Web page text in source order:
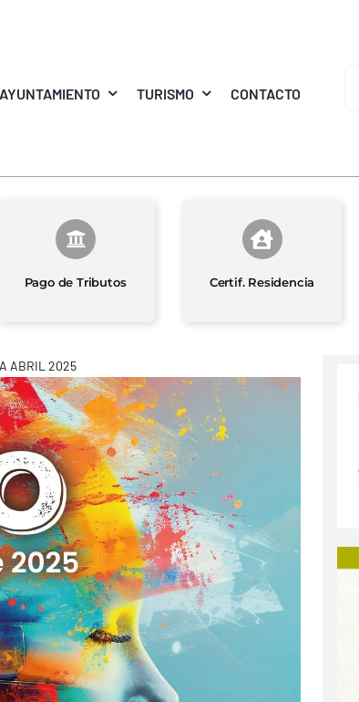
AYUNTAMIENTO TURISMO CONTACTO
Pago de Tributos Certif. Residencia
ABRIL 2025